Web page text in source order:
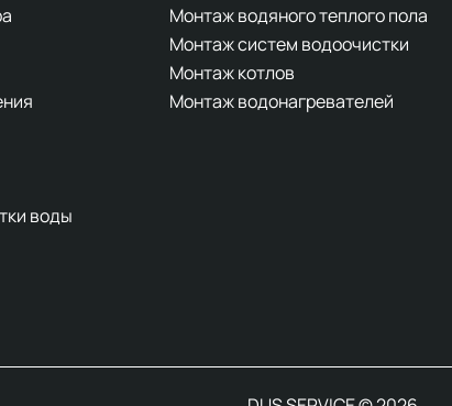
воды
Монтаж водяного теплого пола
Монтаж систем водоочистки
Монтаж котлов
Монтаж водонагревателей